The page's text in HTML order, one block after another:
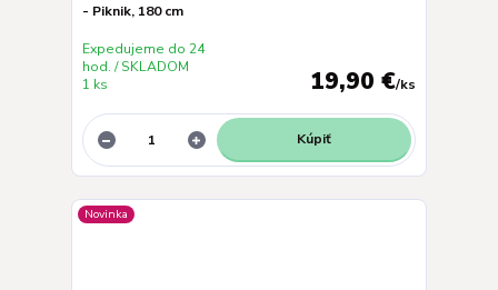
- Piknik, 180 cm
19,90 €/ks
Expedujeme do 24
hod. / SKLADOM
1 ks
Kúpiť
Novinka